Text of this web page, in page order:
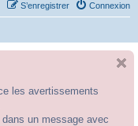
Connexion
S’enregistrer
les avertissements
un message avec